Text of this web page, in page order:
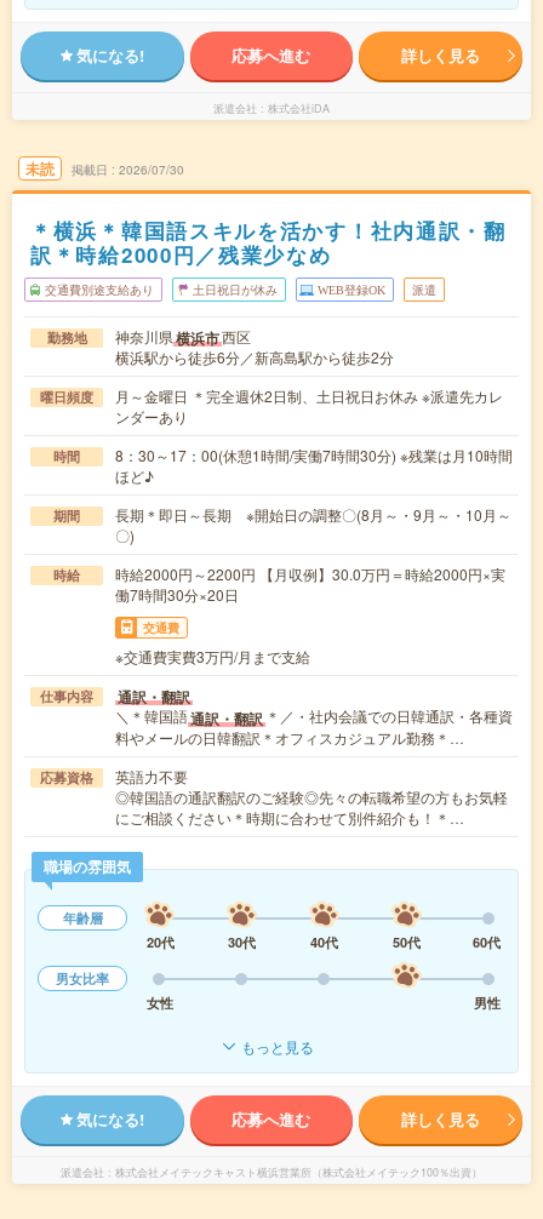
気になる! 応募へ進む 詳しく見る
派遣会社 株式会社iDA
未読 掲載日 2026/07/30
＊横浜＊韓国語スキルを活かす！社内通訳・翻
訳＊時給2000円／残業少なめ
交通費別途支給あり 土日祝日が休み WEB登録OK 派遣
勤務地 神奈川県横浜市西区
横浜駅から徒歩6分／新高島駅から徒歩2分
曜日頻度
月～金曜日 ＊完全週休2日制、土日祝日お休み ※派遣先カレ
ンダーあり
時間
8：30～17：00(休憩1時間/実働7時間30分) ※残業は月10時間
ほど♪
期間
長期＊即日～長期 ※開始日の調整〇(8月～・9月～・10月～
〇)
時給
時給2000円～2200円 【月収例】30.0万円＝時給2000円×実
働7時間30分×20日
交通費
※交通費実費3万円/月まで支給
仕事内容 通訳・翻訳
＼＊韓国語通訳・翻訳 ＊／・社内会議での日韓通訳・各種資
料やメールの日韓翻訳＊オフィスカジュアル勤務＊…
応募資格
英語力不要
◎韓国語の通訳翻訳のご経験◎先々の転職希望の方もお気軽
にご相談ください＊時期に合わせて別件紹介も！＊…
職場の雰囲気
年齢層
20代
30代 40代 50代
60代
男女比率
女性
男性
もっと見る
気になる! 応募へ進む 詳しく見る
派遣会社 株式会社メイテックキャスト横浜営業所（株式会社メイテック100％出資）